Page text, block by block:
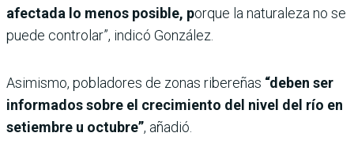
afectada lo menos posible, porque la naturaleza no se
puede controlar”, indicó González.
Asimismo, pobladores de zonas ribereñas “deben ser
informados sobre el crecimiento del nivel del río en
setiembre u octubre”, añadió.